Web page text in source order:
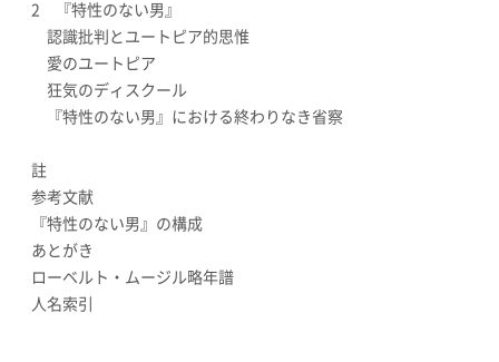
2 『特性のない男』
認識批判とユートピア的思惟
愛のユートピア
狂気のディスクール
『特性のない男』における終わりなき省察
註
参考文献
『特性のない男』の構成
あとがき
ローベルト・ムージル略年譜
人名索引